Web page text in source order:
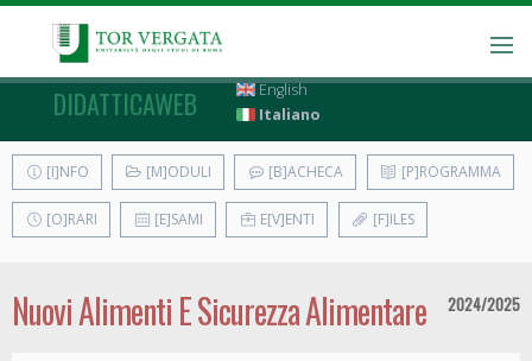
DIDATTICAWEB
English
Italiano
[I]NFO [M]ODULI [B]ACHECA [P]ROGRAMMA
[O]RARI [E]SAMI E[V]ENTI [F]ILES
Nuovi Alimenti E Sicurezza Alimentare 2024/2025